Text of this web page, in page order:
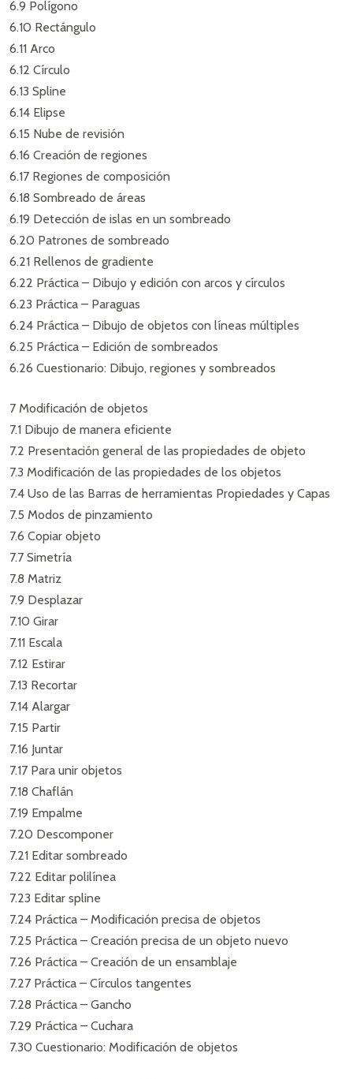
6.9 Polígono
6.10 Rectángulo
6.11 Arco
6.12 Círculo
6.13 Spline
6.14 Elipse
6.15 Nube de revisión
6.16 Creación de regiones
6.17 Regiones de composición
6.18 Sombreado de áreas
6.19 Detección de islas en un sombreado
6.20 Patrones de sombreado
6.21 Rellenos de gradiente
6.22 Práctica – Dibujo y edición con arcos y círculos
6.23 Práctica – Paraguas
6.24 Práctica – Dibujo de objetos con líneas múltiples
6.25 Práctica – Edición de sombreados
6.26 Cuestionario: Dibujo, regiones y sombreados
7 Modificación de objetos
7.1 Dibujo de manera eficiente
7.2 Presentación general de las propiedades de objeto
7.3 Modificación de las propiedades de los objetos
7.4 Uso de las Barras de herramientas Propiedades y Capas
7.5 Modos de pinzamiento
7.6 Copiar objeto
7.7 Simetría
7.8 Matriz
7.9 Desplazar
7.10 Girar
7.11 Escala
7.12 Estirar
7.13 Recortar
7.14 Alargar
7.15 Partir
7.16 Juntar
7.17 Para unir objetos
7.18 Chaflán
7.19 Empalme
7.20 Descomponer
7.21 Editar sombreado
7.22 Editar polilínea
7.23 Editar spline
7.24 Práctica – Modificación precisa de objetos
7.25 Práctica – Creación precisa de un objeto nuevo
7.26 Práctica – Creación de un ensamblaje
7.27 Práctica – Círculos tangentes
7.28 Práctica – Gancho
7.29 Práctica – Cuchara
7.30 Cuestionario: Modificación de objetos